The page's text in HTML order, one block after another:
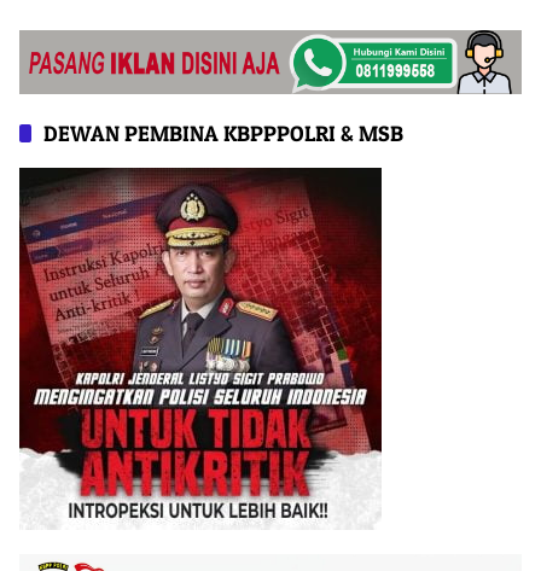
DEWAN PEMBINA KBPPPOLRI & MSB